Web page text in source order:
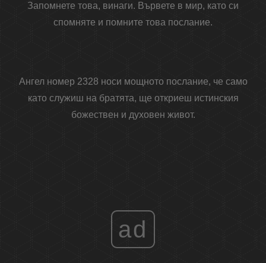
Запомнете това, винаги. Вървете в мир, като си
спомняте и помните това послание.
Ангел номер 2328 носи мощното послание, че само
като служиш на братята, ще откриеш истинския
божествен и духовен живот.
ad